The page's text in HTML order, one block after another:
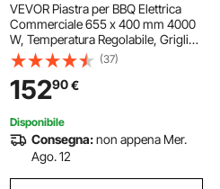
VEVOR Piastra per BBQ Elettrica
Commerciale 655 x 400 mm 4000
W, Temperatura Regolabile, Griglia
Piatta da Banco per Cottura BBQ
Carne, Griglia da Banco con
Accessori per Bistecche, Senza
Spina
(37)
15290€
Disponibile
Consegna:non appena Mer.
Ago. 12